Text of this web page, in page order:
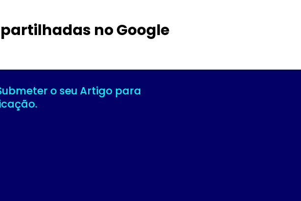
no Google
o seu Artigo para